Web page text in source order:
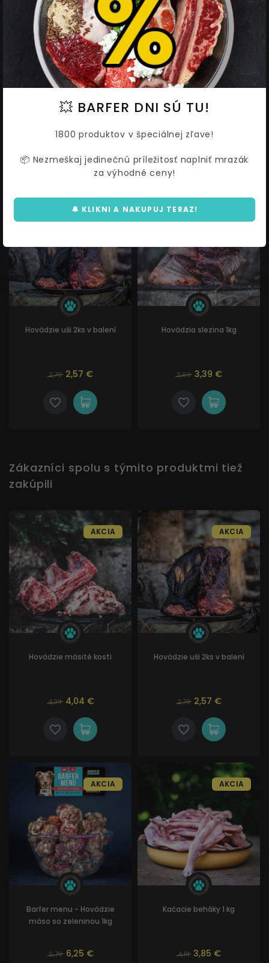
Hovädzie mäso jemne
krájané
Hovädzia pečeň 1 kg
Hovädzie uši 2ks v balení
2,79 2,57 €
AKCIA
Hovädzia slezina 1kg
3,69 3,39 €
Zákazníci spolu s týmito produktmi tiež
zakúpili
Hovädzie mäsité kosti
4,39 4,04 €
AKCIA
Hovädzie uši 2ks v balení
2,79 2,57 €
AKCIA
Barfer menu - Hovädzie
mäso so zeleninou 1kg
6,79 6,25 €
AKCIA
Kačacie beháky 1 kg
4,19 3,85 €
AKCIA
💥 BARFER DNI SÚ TU!
1800 produktov v špeciálnej zľave!
📦 Nezmeškaj jedinečnú príležitosť naplniť mrazák
za výhodné ceny!
🔔 KLIKNI A NAKUPUJ TERAZ!